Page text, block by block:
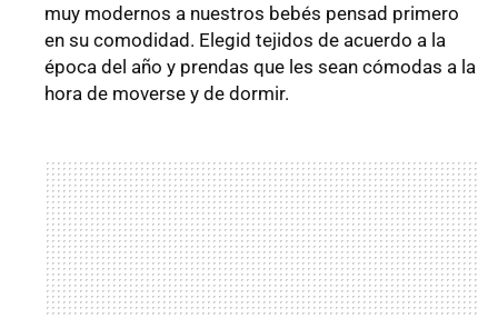
muy modernos a nuestros bebés pensad primero
en su comodidad. Elegid tejidos de acuerdo a la
época del año y prendas que les sean cómodas a la
hora de moverse y de dormir.